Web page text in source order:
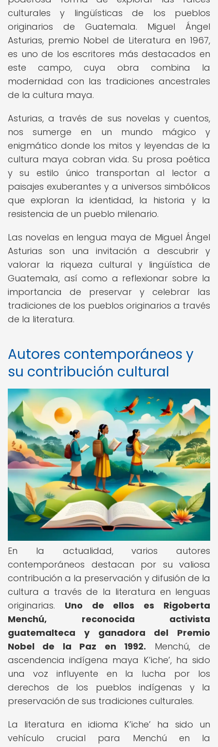
culturales y lingüísticas de los pueblos
originarios de Guatemala. Miguel Ángel
Asturias, premio Nobel de Literatura en 1967,
es uno de los escritores más destacados en
este campo, cuya obra combina la
modernidad con las tradiciones ancestrales
de la cultura maya.
Asturias, a través de sus novelas y cuentos,
nos sumerge en un mundo mágico y
enigmático donde los mitos y leyendas de la
cultura maya cobran vida. Su prosa poética
y su estilo único transportan al lector a
paisajes exuberantes y a universos simbólicos
que exploran la identidad, la historia y la
resistencia de un pueblo milenario.
Las novelas en lengua maya de Miguel Ángel
Asturias son una invitación a descubrir y
valorar la riqueza cultural y lingüística de
Guatemala, así como a reflexionar sobre la
importancia de preservar y celebrar las
tradiciones de los pueblos originarios a través
de la literatura.
Autores contemporáneos y
su contribución cultural
En la actualidad, varios autores
contemporáneos destacan por su valiosa
contribución a la preservación y difusión de la
cultura a través de la literatura en lenguas
originarias. Uno de ellos es Rigoberta
Menchú, reconocida activista
guatemalteca y ganadora del Premio
Nobel de la Paz en 1992. Menchú, de
ascendencia indígena maya K’iche’, ha sido
una voz influyente en la lucha por los
derechos de los pueblos indígenas y la
preservación de sus tradiciones culturales.
La literatura en idioma K’iche’ ha sido un
vehículo crucial para Menchú en la